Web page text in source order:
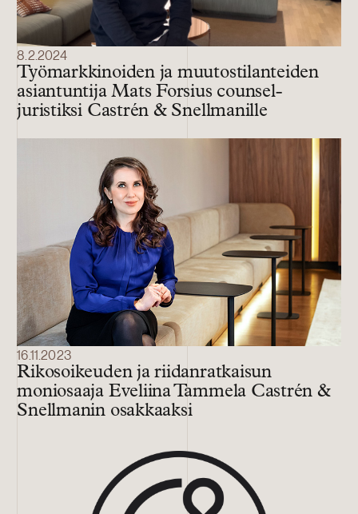
8.2.2024
Työmarkkinoiden ja muutostilanteiden
asiantuntija Mats Forsius counsel-
juristiksi Castrén & Snellmanille
16.11.2023
Rikosoikeuden ja riidanratkaisun
moniosaaja Eveliina Tammela Castrén &
Snellmanin osakkaaksi